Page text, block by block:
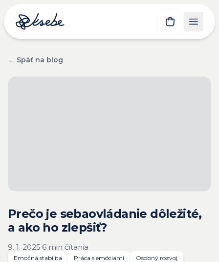
← Späť na blog
Prečo je sebaovládanie dôležité,
a ako ho zlepšiť?
9. 1. 2025·6 min čítania
Emočná stabilita Práca s emóciami Osobný rozvoj